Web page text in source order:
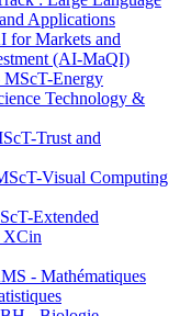
Applications
for Markets and
(AI-MaQI)
Energy
Technology &
Trust and
Visual Computing
Extended
XCin
- Mathématiques